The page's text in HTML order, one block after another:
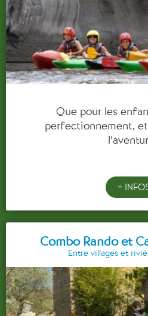
Que pour les
perfectionnement,
+
Combo Rando et
Entre villages et